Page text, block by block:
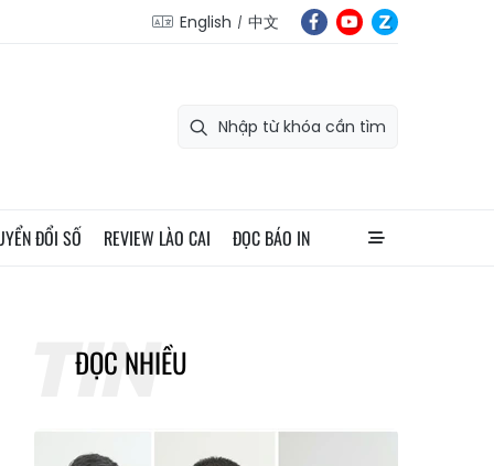
English 中文
ĐỔI SỐ REVIEW LÀO CAI ĐỌC BÁO IN
ĐỌC NHIỀU